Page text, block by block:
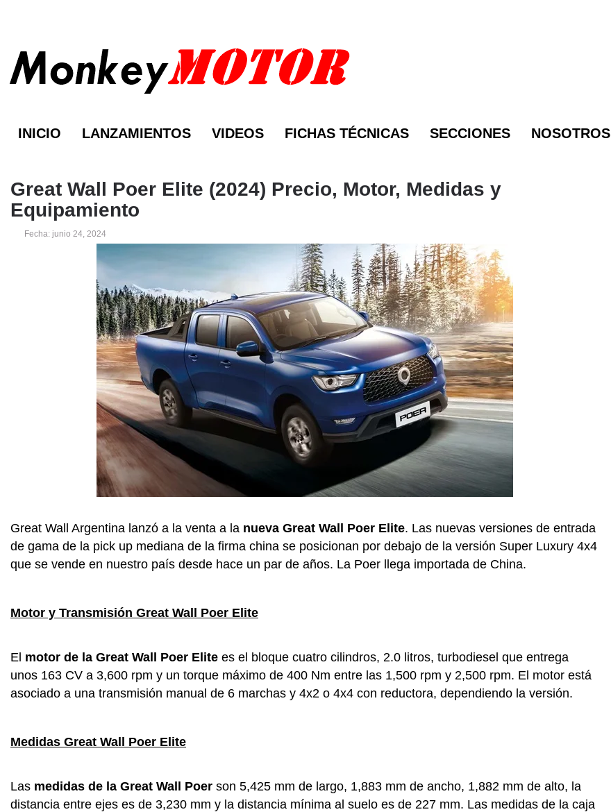
INICIO LANZAMIENTOS VIDEOS FICHAS TÉCNICAS SECCIONES NOSOTROS
Great Wall Poer Elite (2024) Precio, Motor, Medidas y
Equipamiento
Fecha: junio 24, 2024
Great Wall Argentina lanzó a la venta a la nueva Great Wall Poer Elite. Las nuevas versiones de entrada
de gama de la pick up mediana de la firma china se posicionan por debajo de la versión Super Luxury 4x4
que se vende en nuestro país desde hace un par de años. La Poer llega importada de China.
Motor y Transmisión Great Wall Poer Elite
El motor de la Great Wall Poer Elite es el bloque cuatro cilindros, 2.0 litros, turbodiesel que entrega
unos 163 CV a 3,600 rpm y un torque máximo de 400 Nm entre las 1,500 rpm y 2,500 rpm. El motor está
asociado a una transmisión manual de 6 marchas y 4x2 o 4x4 con reductora, dependiendo la versión.
Medidas Great Wall Poer Elite
Las medidas de la Great Wall Poer son 5,425 mm de largo, 1,883 mm de ancho, 1,882 mm de alto, la
distancia entre ejes es de 3,230 mm y la distancia mínima al suelo es de 227 mm. Las medidas de la caja